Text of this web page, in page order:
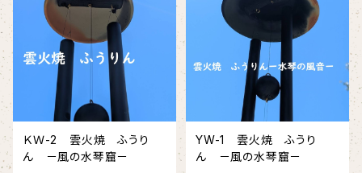
ＫＷ-2 雲火焼 ふうり
ん －風の水琴窟－
YW-1 雲火焼 ふうり
ん －風の水琴窟－